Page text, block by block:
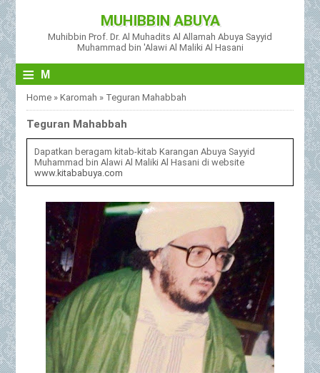
MUHIBBIN ABUYA
Muhibbin Prof. Dr. Al Muhadits Al Allamah Abuya Sayyid
Muhammad bin 'Alawi Al Maliki Al Hasani
≡ M
Home »Karomah » Teguran Mahabbah
Teguran Mahabbah
Dapatkan beragam kitab-kitab Karangan Abuya Sayyid
Muhammad bin Alawi Al Maliki Al Hasani di website
www.kitababuya.com